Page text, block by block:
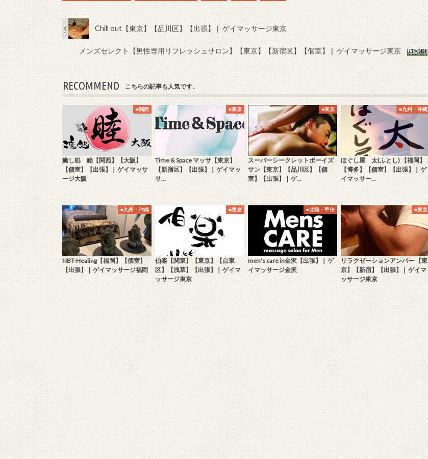
Chill out【東京】【品川区】【出張】❘ ゲイマッサージ東京
メンズセレクト【男性専用リフレッシュサロン】【東京】【新宿区】【個室】❘ ゲイマッサージ東京
RECOMMEND こちらの記事も人気です。
■関西
癒し処 睦【関西】【大阪】
【個室】【出張】❘ ゲイマッサ
ージ大阪
■東京
Time & Space マッサ【東京】
【新宿区】【出張】❘ ゲイマッ
サ…
■東京
スーパーシークレットボーイズ
サン【東京】【品川区】【個
室】【出張】❘ ゲ…
■九州・沖縄
ほぐし屋 太(ふとし) 【福岡】
【博多】【個室】【出張】❘ ゲ
イマッサー…
■九州・沖縄
NBT-Healing【福岡】【個室】
【出張】❘ ゲイマッサージ福岡
■東京
伯楽【関東】【東京】【台東
区】【浅草】【出張】❘ ゲイマ
ッサージ東京
■北陸・甲信
men's care in金沢【出張】❘ ゲ
イマッサージ金沢
■東京
リラクゼーションアンバー 【東
京】【新宿】【出張】❘ ゲイマ
ッサージ東京